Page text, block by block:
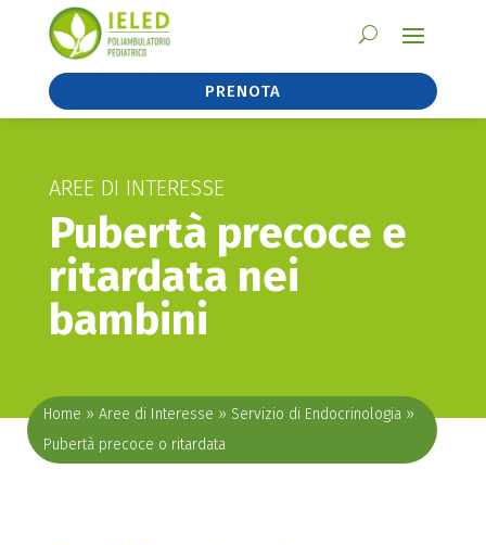
PRENOTA
AREE DI INTERESSE
Pubertà precoce e
ritardata nei
bambini
Home » Aree di Interesse » Servizio di Endocrinologia»
Pubertà precoce o ritardata